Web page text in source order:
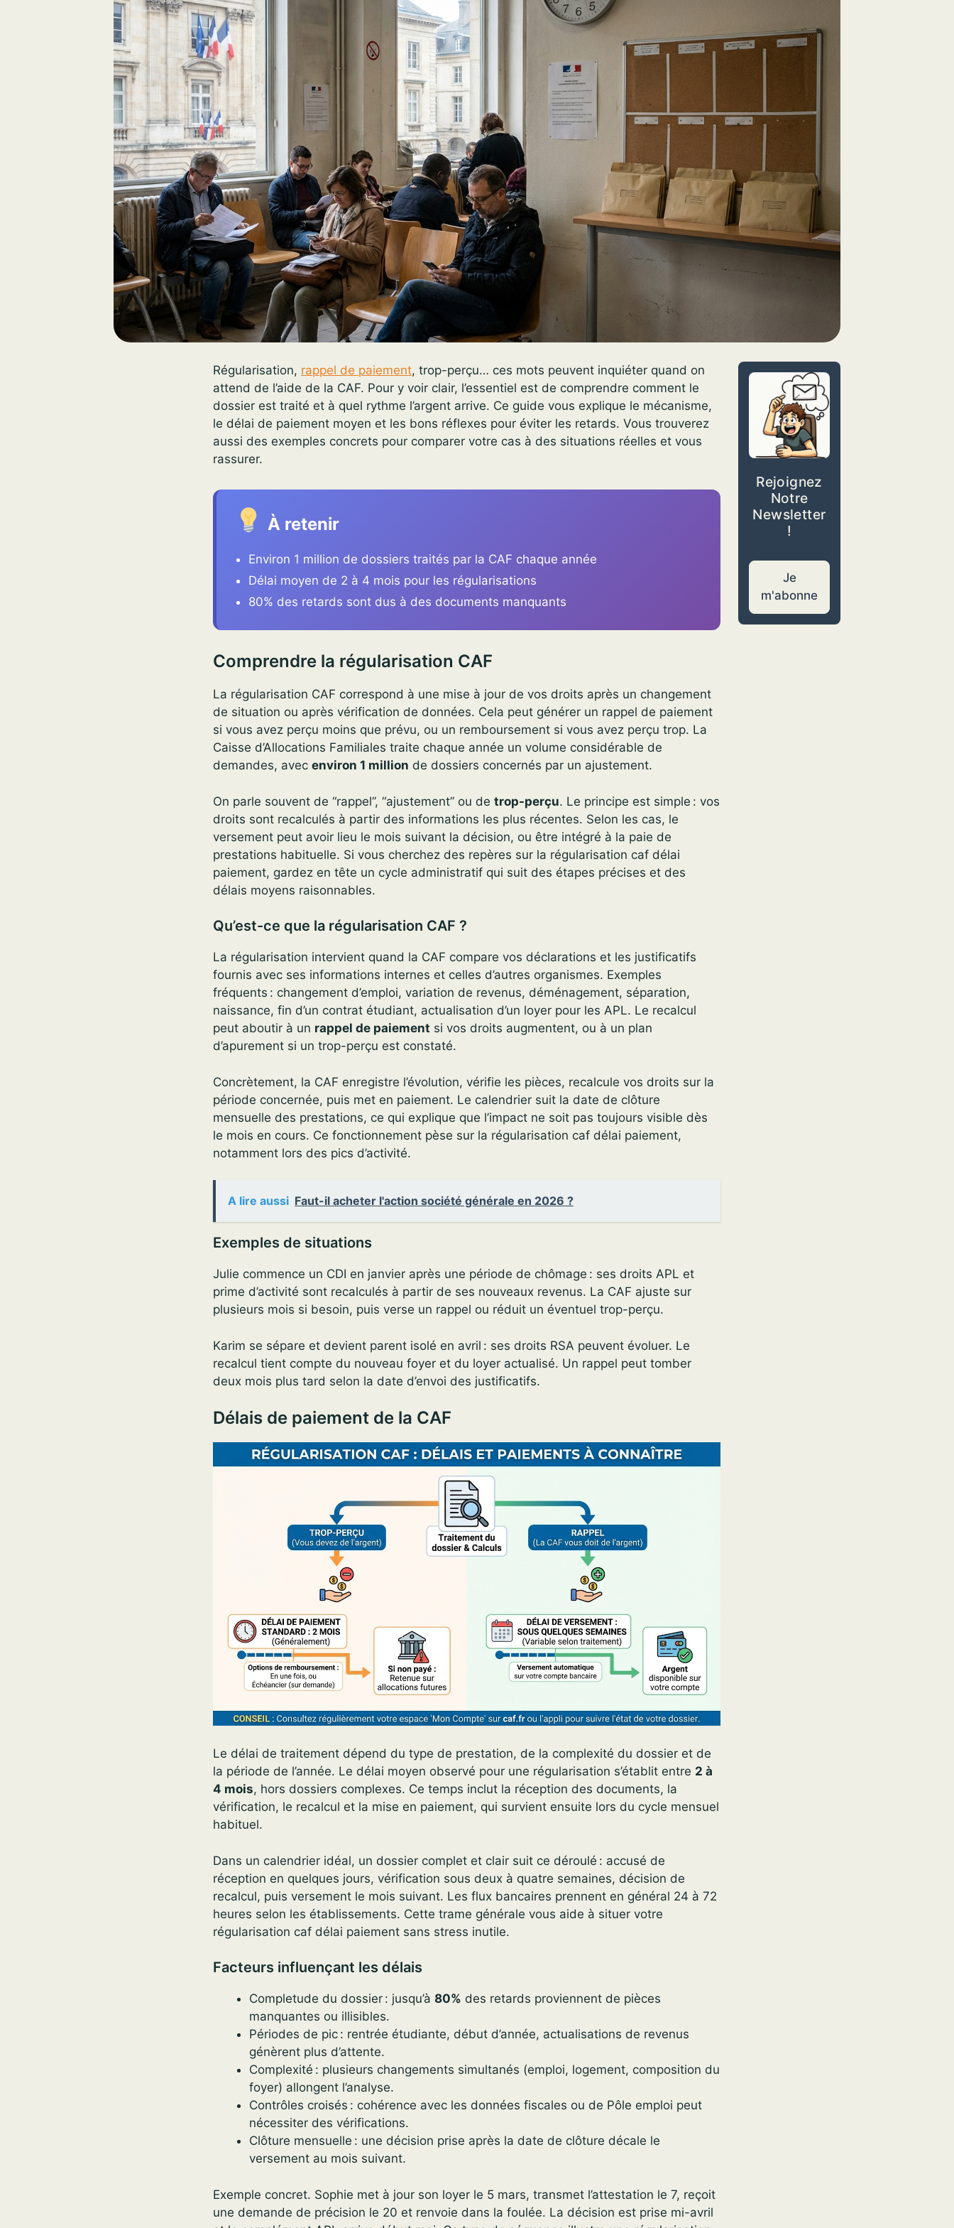
Régularisation, rappel de paiement, trop-perçu… ces mots peuvent inquiéter quand on
attend de l’aide de la CAF. Pour y voir clair, l’essentiel est de comprendre comment le
dossier est traité et à quel rythme l’argent arrive. Ce guide vous explique le mécanisme,
le délai de paiement moyen et les bons réflexes pour éviter les retards. Vous trouverez
aussi des exemples concrets pour comparer votre cas à des situations réelles et vous
rassurer.
À retenir
Environ 1 million de dossiers traités par la CAF chaque année
Délai moyen de 2 à 4 mois pour les régularisations
80% des retards sont dus à des documents manquants
Comprendre la régularisation CAF
La régularisation CAF correspond à une mise à jour de vos droits après un changement
de situation ou après vérification de données. Cela peut générer un rappel de paiement
si vous avez perçu moins que prévu, ou un remboursement si vous avez perçu trop. La
Caisse d’Allocations Familiales traite chaque année un volume considérable de
demandes, avec environ 1 million de dossiers concernés par un ajustement.
On parle souvent de “rappel”, “ajustement” ou de trop-perçu. Le principe est simple : vos
droits sont recalculés à partir des informations les plus récentes. Selon les cas, le
versement peut avoir lieu le mois suivant la décision, ou être intégré à la paie de
prestations habituelle. Si vous cherchez des repères sur la régularisation caf délai
paiement, gardez en tête un cycle administratif qui suit des étapes précises et des
délais moyens raisonnables.
Qu’est-ce que la régularisation CAF ?
La régularisation intervient quand la CAF compare vos déclarations et les justificatifs
fournis avec ses informations internes et celles d’autres organismes. Exemples
fréquents : changement d’emploi, variation de revenus, déménagement, séparation,
naissance, fin d’un contrat étudiant, actualisation d’un loyer pour les APL. Le recalcul
peut aboutir à un rappel de paiement si vos droits augmentent, ou à un plan
d’apurement si un trop-perçu est constaté.
Concrètement, la CAF enregistre l’évolution, vérifie les pièces, recalcule vos droits sur la
période concernée, puis met en paiement. Le calendrier suit la date de clôture
mensuelle des prestations, ce qui explique que l’impact ne soit pas toujours visible dès
le mois en cours. Ce fonctionnement pèse sur la régularisation caf délai paiement,
notamment lors des pics d’activité.
A lire aussi Faut-il acheter l'action société générale en 2026 ?
Exemples de situations
Julie commence un CDI en janvier après une période de chômage : ses droits APL et
prime d’activité sont recalculés à partir de ses nouveaux revenus. La CAF ajuste sur
plusieurs mois si besoin, puis verse un rappel ou réduit un éventuel trop-perçu.
Karim se sépare et devient parent isolé en avril : ses droits RSA peuvent évoluer. Le
recalcul tient compte du nouveau foyer et du loyer actualisé. Un rappel peut tomber
deux mois plus tard selon la date d’envoi des justificatifs.
Délais de paiement de la CAF
Le délai de traitement dépend du type de prestation, de la complexité du dossier et de
la période de l’année. Le délai moyen observé pour une régularisation s’établit entre 2 à
4 mois, hors dossiers complexes. Ce temps inclut la réception des documents, la
vérification, le recalcul et la mise en paiement, qui survient ensuite lors du cycle mensuel
habituel.
Dans un calendrier idéal, un dossier complet et clair suit ce déroulé : accusé de
réception en quelques jours, vérification sous deux à quatre semaines, décision de
recalcul, puis versement le mois suivant. Les flux bancaires prennent en général 24 à 72
heures selon les établissements. Cette trame générale vous aide à situer votre
régularisation caf délai paiement sans stress inutile.
Facteurs influençant les délais
Completude du dossier : jusqu’à 80% des retards proviennent de pièces
manquantes ou illisibles.
Périodes de pic : rentrée étudiante, début d’année, actualisations de revenus
génèrent plus d’attente.
Complexité : plusieurs changements simultanés (emploi, logement, composition du
foyer) allongent l’analyse.
Contrôles croisés : cohérence avec les données fiscales ou de Pôle emploi peut
nécessiter des vérifications.
Clôture mensuelle : une décision prise après la date de clôture décale le
versement au mois suivant.
Exemple concret. Sophie met à jour son loyer le 5 mars, transmet l’attestation le 7, reçoit
une demande de précision le 20 et renvoie dans la foulée. La décision est prise mi-avril
Rejoignez
Notre
Newsletter
!
Je
m'abonne